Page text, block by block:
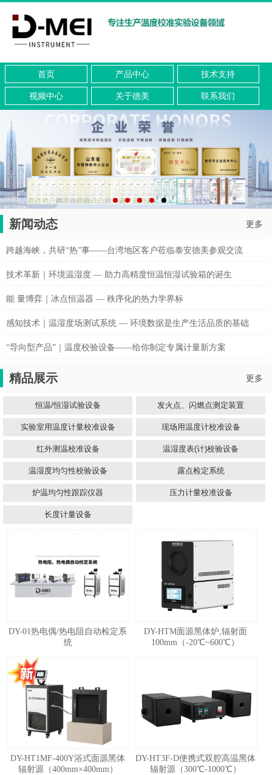
首页 产品中心 技术支持
视频中心 关于德美 联系我们
新闻动态 更多
跨越海峡，共研“热”事——台湾地区客户莅临泰安德美参观交流
技术革新｜环境温湿度 — 助力高精度恒温恒湿试验箱的诞生
能 量博弈｜冰点恒温器 — 秩序化的热力学界标
感知技术｜温湿度场测试系统 — 环境数据是生产生活品质的基础
“导向型产品”｜温度校验设备——给你制定专属计量新方案
精品展示 更多
恒温/恒湿试验设备 发火点、闪燃点测定装置
实验室用温度计量校准设备 现场用温度计校准设备
红外测温校准设备 温湿度表(计)校验设备
温湿度均匀性校验设备 露点检定系统
炉温均匀性跟踪仪器 压力计量校准设备
长度计量设备
DY-01热电偶/热电阻自动检定系
统
DY-HTM面源黑体炉,辐射面
100mm（-20℃~600℃）
DY-HT1MF-400Y浴式面源黑体
辐射源（400mm×400mm）
DY-HT3F-D便携式双腔高温黑体
辐射源（300℃-1000℃）